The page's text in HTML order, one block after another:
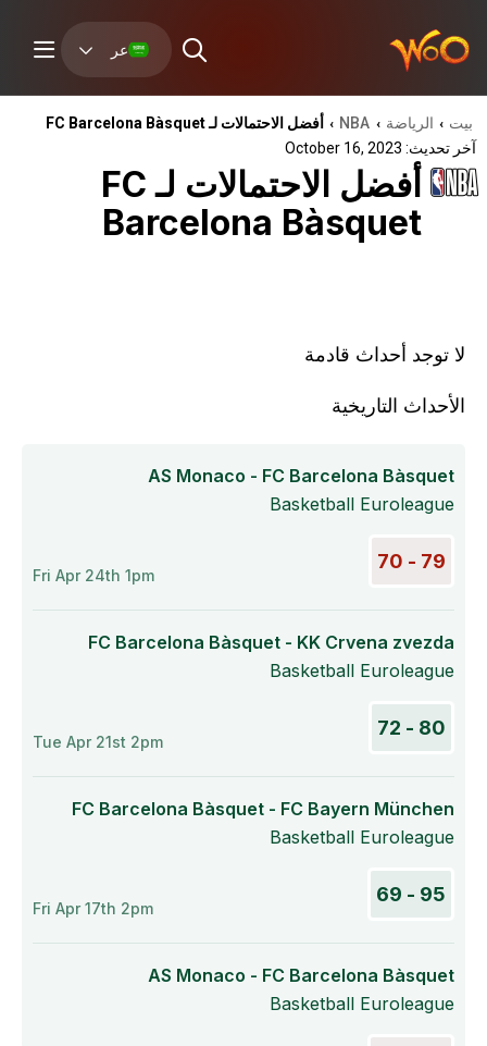
عر
بيت › الرياضة ›
NBA
› أفضل الاحتمالات لـ FC Barcelona Bàsquet
آخر تحديث: October 16, 2023
أفضل الاحتمالات لـ FC
Barcelona Bàsquet
لا توجد أحداث قادمة
الأحداث التاريخية
AS Monaco - FC Barcelona Bàsquet
Basketball Euroleague
79 - 70
Fri Apr 24th 1pm
FC Barcelona Bàsquet - KK Crvena zvezda
Basketball Euroleague
80 - 72
Tue Apr 21st 2pm
FC Barcelona Bàsquet - FC Bayern München
Basketball Euroleague
95 - 69
Fri Apr 17th 2pm
AS Monaco - FC Barcelona Bàsquet
Basketball Euroleague